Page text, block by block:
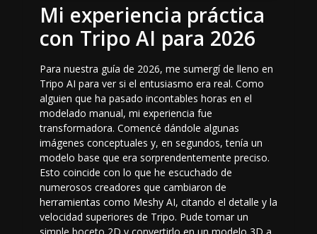
Mi experiencia práctica
con Tripo AI para 2026
Para nuestra guía de 2026, me sumergí de lleno en
Tripo AI para ver si el entusiasmo era real. Como
alguien que ha pasado incontables horas en el
modelado manual, mi experiencia fue
transformadora. Comencé dándole algunas
imágenes conceptuales y, en segundos, tenía un
modelo base que era sorprendentemente preciso.
Esto coincide con lo que he escuchado de
numerosos creadores que cambiaron de
herramientas como Meshy AI, citando el detalle y la
velocidad superiores de Tripo. Pude tomar un
simple boceto 2D y convertirlo en un modelo 3D a